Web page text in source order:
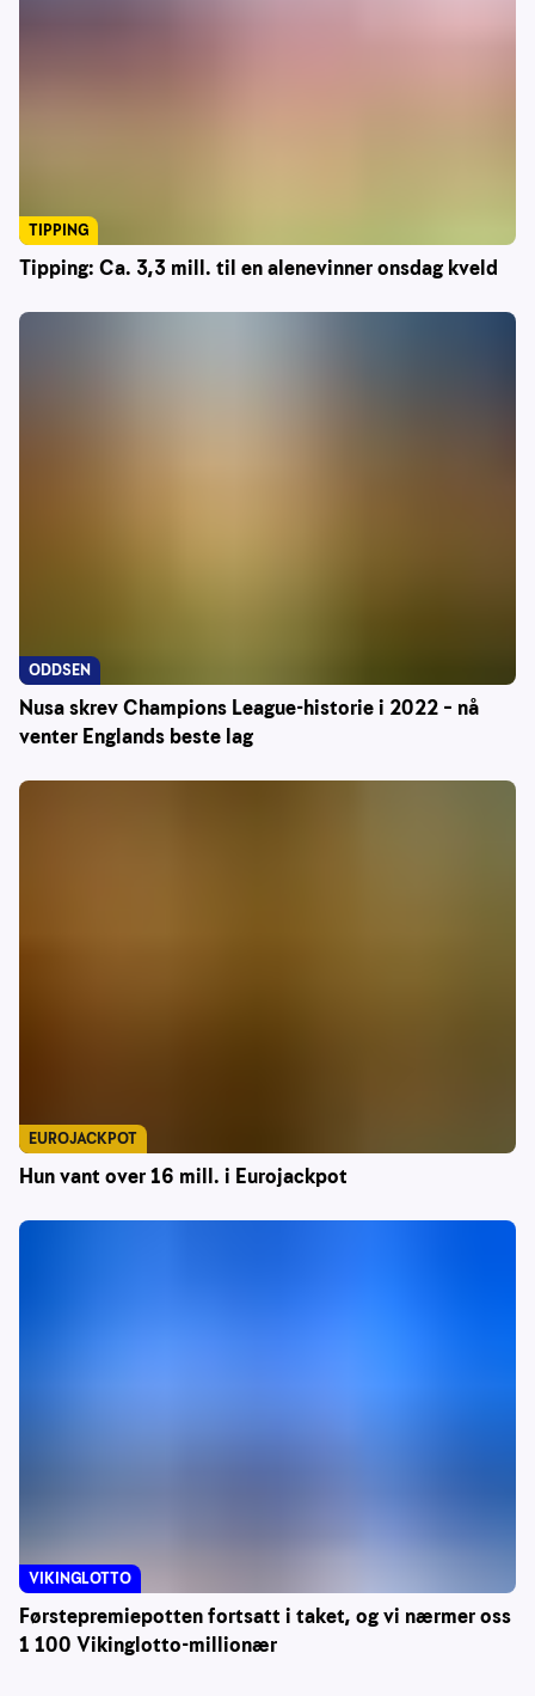
Tipping: Ca. 3,3 mill. til en alenevinner onsdag kveld
TIPPING
Nusa skrev Champions League-historie i 2022 – nå
venter Englands beste lag
ODDSEN
Hun vant over 16 mill. i Eurojackpot
EUROJACKPOT
Førstepremiepotten fortsatt i taket, og vi nærmer oss
1 100 Vikinglotto-millionær
VIKINGLOTTO